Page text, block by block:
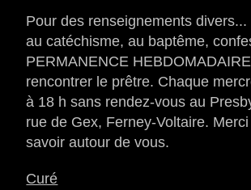
Pour des renseignements
au catéchisme, au baptême,
PERMANENCE
rencontrer le prêtre. Chaque
à 18 h sans rendez-vous au
rue de Gex, Ferney-Voltaire.
savoir autour de vous.
Curé